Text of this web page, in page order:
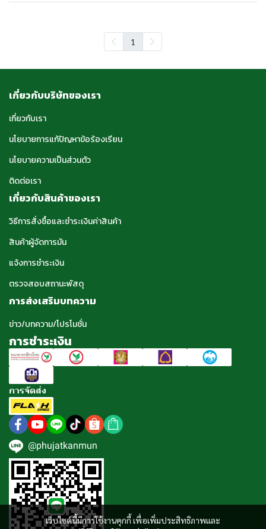
1
เว็บไซต์นี้มีการใช้งานคุกกี้ เพื่อเพิ่มประสิทธิภาพและ
เกี่ยวกับบริษัทของเรา
เกี่ยวกับเรา
นโยบายการแก้ปัญหาข้อร้องเรียน
นโยบายความเป็นส่วนตัว
ติดต่อเรา
เกี่ยวกับสินค้าของเรา
วิธีการสั่งซื้อและชำระเงินค่าสินค้า
สินค้าผู้จัดการมัน
แจ้งการชำระเงิน
ตรวจสอบสถานะพัสดุ
การส่งเสริมบทความ
ข่าว/บทความ/โปรโมชั่น
การชำระเงิน
การจัดส่ง
@phujatkanmun